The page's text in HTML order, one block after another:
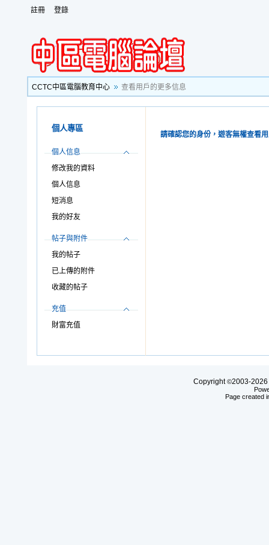
註冊 登錄
CCTC中區電腦教育中心 查看用戶的更多信息
個人專區
個人信息
修改我的資料
個人信息
短消息
我的好友
帖子與附件
我的帖子
已上傳的附件
收藏的帖子
充值
財富充值
請確認您的身份，遊客無權查看
Copyright©2003-2026
Page created